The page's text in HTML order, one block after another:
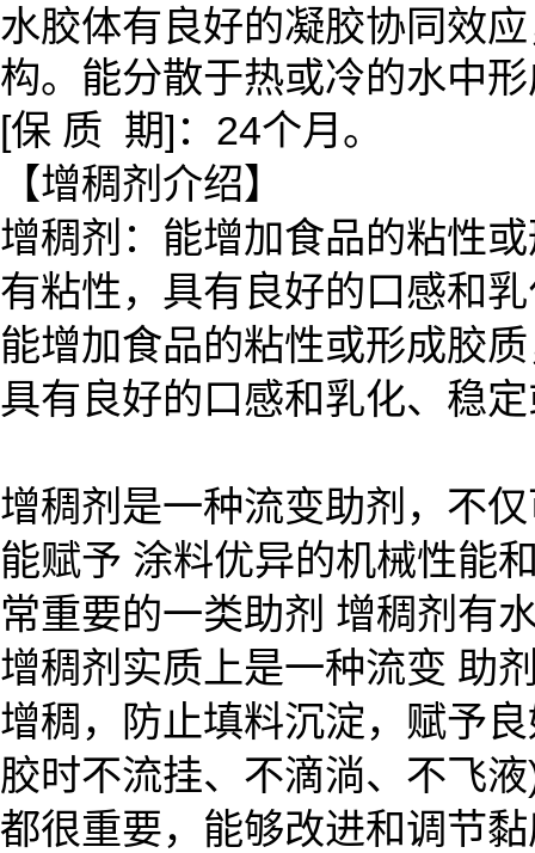
水胶体有良好的凝胶协同效
构。能分散于热或冷的水中
[保 质 期]：24个月。
【增稠剂介绍】
增稠剂：能增加食品的粘性
有粘性，具有良好的口感和
能增加食品的粘性或形成胶
具有良好的口感和乳化、稳
增稠剂是一种流变助剂，不
能赋予 涂料优异的机械性能
常重要的一类助剂 增稠剂有
增稠剂实质上是一种流变 助
增稠，防止填料沉淀，赋予
胶时不流挂、不滴淌、不飞
都很重要，能够改进和调节